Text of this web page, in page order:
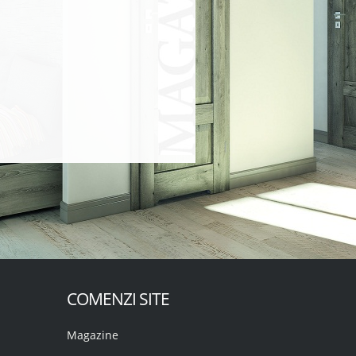
COMENZI SITE
Magazine